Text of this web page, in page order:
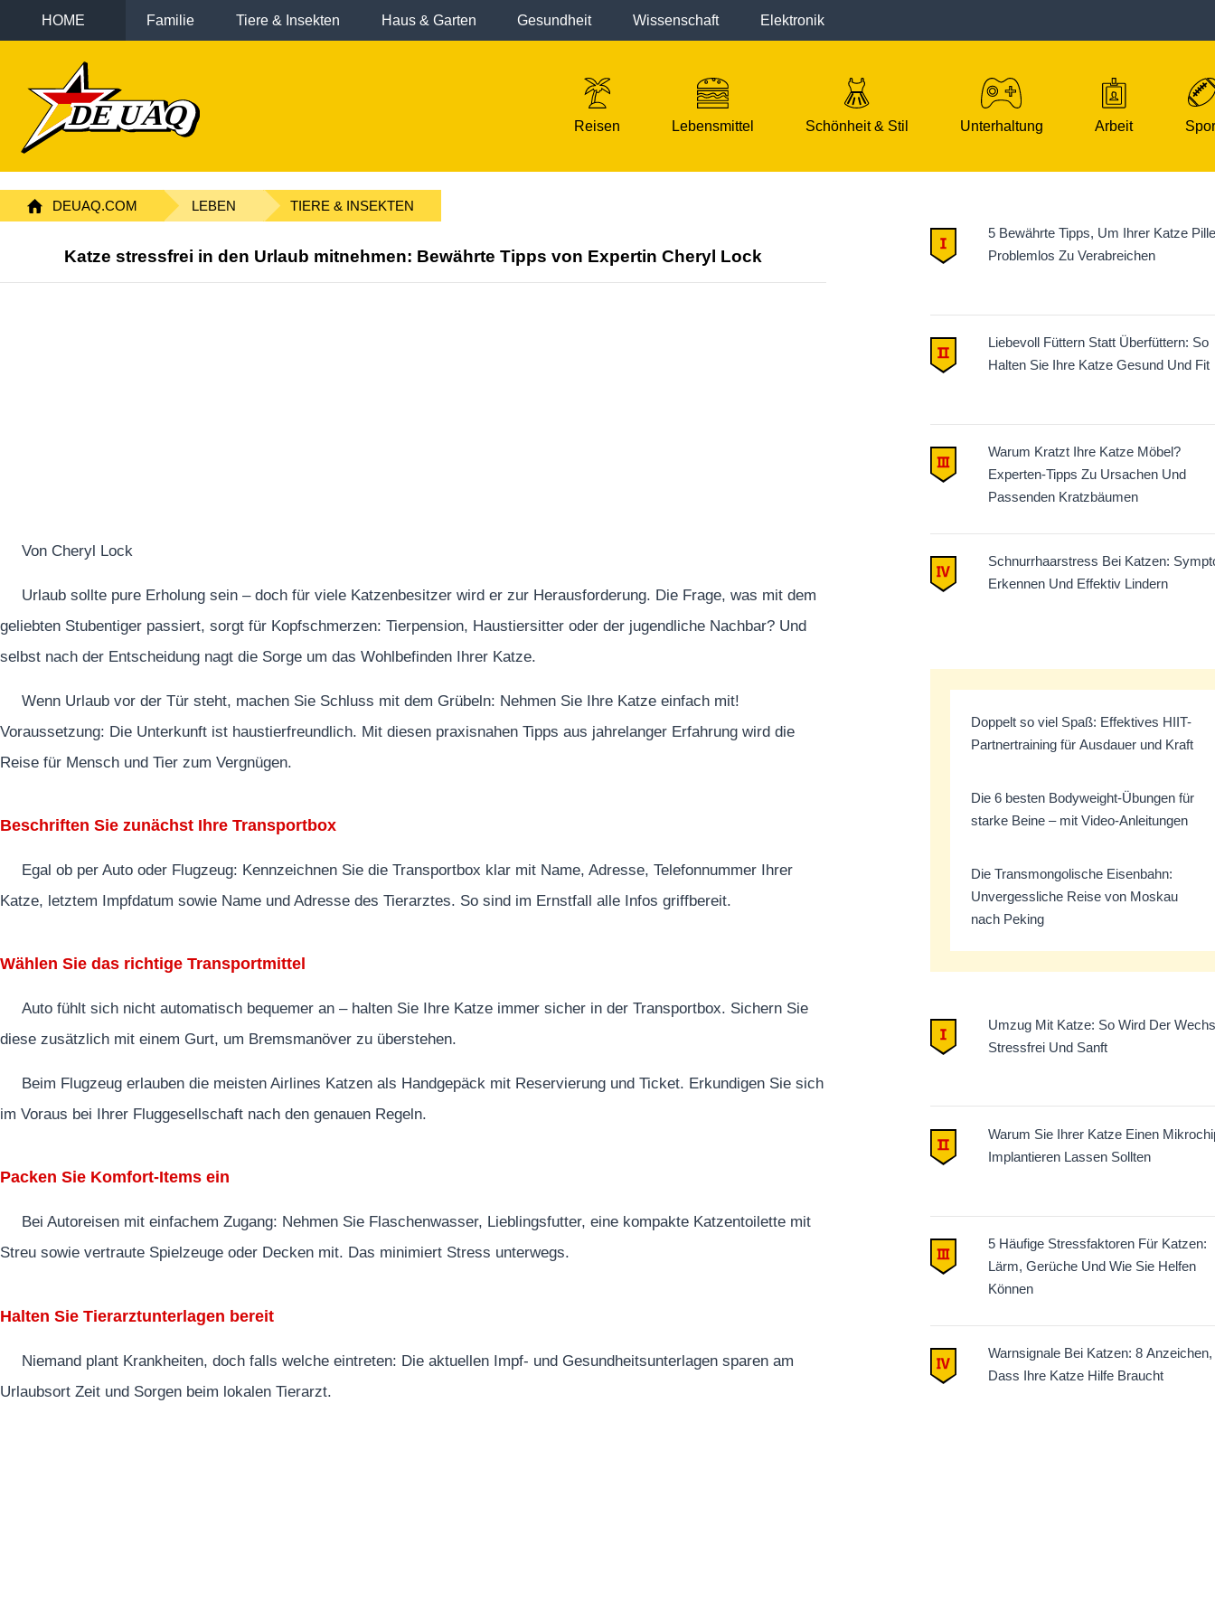
HOME Familie Tiere & Insekten Haus & Garten Gesundheit Wissenschaft Elektronik
Reisen Lebensmittel Schönheit & Stil Unterhaltung Arbeit
DEUAQ.COM LEBEN TIERE & INSEKTEN
Katze stressfrei in den Urlaub mitnehmen: Bewährte Tipps von Expertin Cheryl Lock
Von Cheryl Lock
Urlaub sollte pure Erholung sein – doch für viele Katzenbesitzer wird er zur Herausforderung. Die Frage, was mit dem
geliebten Stubentiger passiert, sorgt für Kopfschmerzen: Tierpension, Haustiersitter oder der jugendliche Nachbar? Und
selbst nach der Entscheidung nagt die Sorge um das Wohlbefinden Ihrer Katze.
Wenn Urlaub vor der Tür steht, machen Sie Schluss mit dem Grübeln: Nehmen Sie Ihre Katze einfach mit!
Voraussetzung: Die Unterkunft ist haustierfreundlich. Mit diesen praxisnahen Tipps aus jahrelanger Erfahrung wird die
Reise für Mensch und Tier zum Vergnügen.
Beschriften Sie zunächst Ihre Transportbox
Egal ob per Auto oder Flugzeug: Kennzeichnen Sie die Transportbox klar mit Name, Adresse, Telefonnummer Ihrer
Katze, letztem Impfdatum sowie Name und Adresse des Tierarztes. So sind im Ernstfall alle Infos griffbereit.
Wählen Sie das richtige Transportmittel
Auto fühlt sich nicht automatisch bequemer an – halten Sie Ihre Katze immer sicher in der Transportbox. Sichern Sie
diese zusätzlich mit einem Gurt, um Bremsmanöver zu überstehen.
Beim Flugzeug erlauben die meisten Airlines Katzen als Handgepäck mit Reservierung und Ticket. Erkundigen Sie sich
im Voraus bei Ihrer Fluggesellschaft nach den genauen Regeln.
Packen Sie Komfort-Items ein
Bei Autoreisen mit einfachem Zugang: Nehmen Sie Flaschenwasser, Lieblingsfutter, eine kompakte Katzentoilette mit
Streu sowie vertraute Spielzeuge oder Decken mit. Das minimiert Stress unterwegs.
Halten Sie Tierarztunterlagen bereit
Niemand plant Krankheiten, doch falls welche eintreten: Die aktuellen Impf- und Gesundheitsunterlagen sparen am
Urlaubsort Zeit und Sorgen beim lokalen Tierarzt.
5 Bewährte Tipps, Um Ihrer Katze
Problemlos Zu Verabreichen
Liebevoll Füttern Statt Überfüttern: So
Halten Sie Ihre Katze Gesund Und Fit
Warum Kratzt Ihre Katze Möbel?
Experten-Tipps Zu Ursachen Und
Passenden Kratzbäumen
Schnurrhaarstress Bei Katzen:
Erkennen Und Effektiv Lindern
Doppelt so viel Spaß: Effektives HIIT-
Partnertraining für Ausdauer und Kraft
Die 6 besten Bodyweight-Übungen für
starke Beine – mit Video-Anleitungen
Die Transmongolische Eisenbahn:
Unvergessliche Reise von Moskau
nach Peking
Umzug Mit Katze: So Wird Der
Stressfrei Und Sanft
Warum Sie Ihrer Katze Einen
Implantieren Lassen Sollten
5 Häufige Stressfaktoren Für Katzen:
Lärm, Gerüche Und Wie Sie Helfen
Können
Warnsignale Bei Katzen: 8 Anzeichen,
Dass Ihre Katze Hilfe Braucht